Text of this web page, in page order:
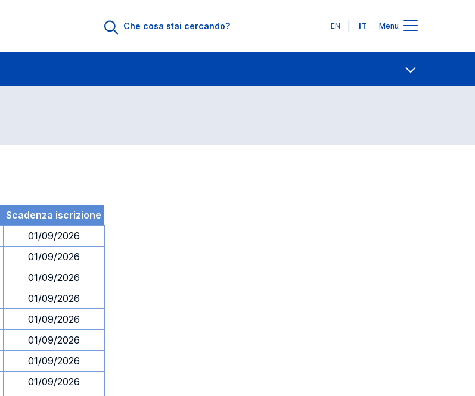
Lingue
EN IT Menu
Contatti
Scadenza iscrizione
01/09/2026
01/09/2026
01/09/2026
01/09/2026
01/09/2026
01/09/2026
01/09/2026
01/09/2026